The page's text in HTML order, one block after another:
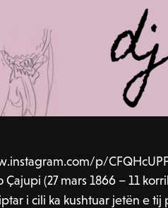
p/
Çajupi (27 mars 1866 – 11
i cili ka kushtuar jetën e